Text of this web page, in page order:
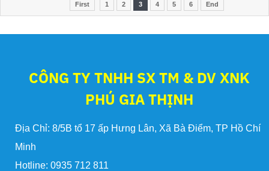
First 1 2 3 4 5 6 End
CÔNG TY TNHH SX TM & DV XNK
PHÚ GIA THỊNH
Địa Chỉ: 8/5B tổ 17 ấp Hưng Lân, Xã Bà Điểm, TP Hồ Chí
Minh
Hotline: 0935 712 811